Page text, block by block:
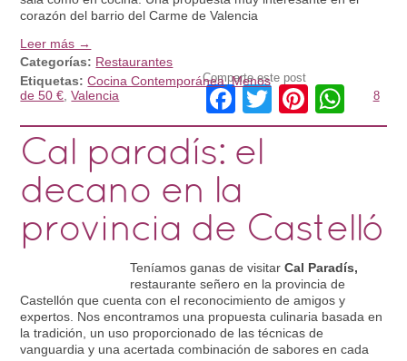
corazón del barrio del Carme de Valencia
Leer más →
Categorías: Restaurantes
Etiquetas: Cocina Contemporánea,Menos
de 50 € ,Valencia
Comparte este post
Facebook
Twitter 8
Cal paradís: el
decano en la
provincia de Castelló
Teníamos ganas de visitarCal Paradís,
restaurante señero en la provincia de
Castellón que cuenta con el reconocimiento de amigos y
expertos. Nos encontramos una propuesta culinaria basada en
la tradición, un uso proporcionado de las técnicas de
vanguardia y una acertada combinación de sabores en cada